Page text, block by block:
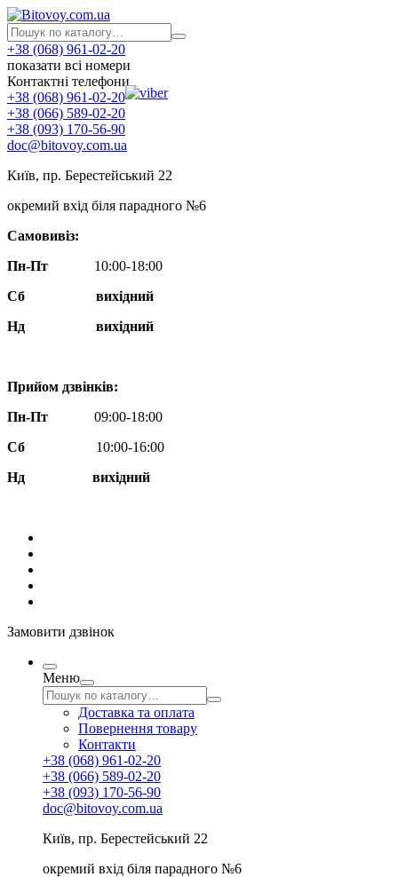
+38 (068) 961-02-20
показати всі номери
Контактні телефони
+38 (068) 961-02-20
+38 (066) 589-02-20
+38 (093) 170-56-90
doc@bitovoy.com.ua
Київ, пр. Берестейський 22
окремий вхід біля парадного №6
Самовивіз:
Пн-Пт
10:00-18:00
Сб
вихідний
Нд
вихідний
Прийом дзвінків:
Пн-Пт
09:00-18:00
Сб
10:00-16:00
Нд вихідний
Замовити дзвінок
Меню
Доставка та оплата
Повернення товару
Контакти
+38 (068) 961-02-20
+38 (066) 589-02-20
+38 (093) 170-56-90
doc@bitovoy.com.ua
Київ, пр. Берестейський 22
окремий вхід біля парадного №6